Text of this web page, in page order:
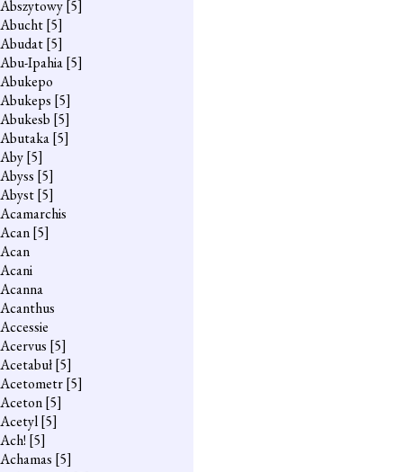
Abszytowy[5]
Abucht[5]
Abudat[5]
Abu-Ipahia[5]
Abukepo
Abukeps [5]
Abukesb [5]
Abutaka[5]
Aby[5]
Abyss [5]
Abyst[5]
Acamarchis
Acan[5]
Acan
Acani
Acanna
Acanthus
Accessie
Acervus [5]
Acetabuł[5]
Acetometr[5]
Aceton[5]
Acetyl[5]
Ach! [5]
Achamas [5]